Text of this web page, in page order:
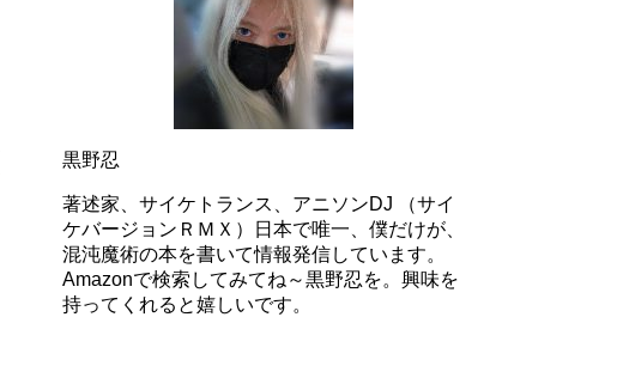
黒野忍
著述家、サイケトランス、アニソンDJ （サイ
ケバージョンＲＭＸ）日本で唯一、僕だけが、
混沌魔術の本を書いて情報発信しています。
Amazonで検索してみてね～黒野忍を。興味を
持ってくれると嬉しいです。